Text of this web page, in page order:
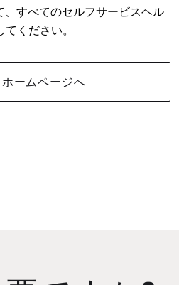
、すべてのセルフサービスヘル
ください。
ームページへ